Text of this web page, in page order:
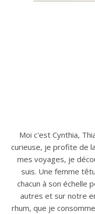
Moi c'est Cynthia,
curieuse, je profite de
mes voyages, je
suis. Une femme
chacun à son échelle
autres et sur notre
rhum, que je